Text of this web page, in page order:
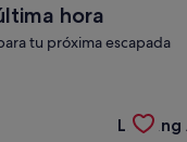
hora
tu próxima escapada
Gallery